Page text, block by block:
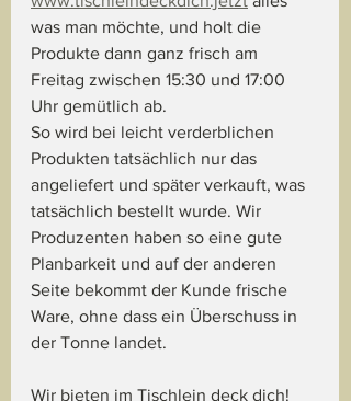
was man möchte, und holt die
Produkte dann ganz frisch am
Freitag zwischen 15:30 und 17:00
Uhr gemütlich ab.
So wird bei leicht verderblichen
Produkten tatsächlich nur das
angeliefert und später verkauft, was
tatsächlich bestellt wurde. Wir
Produzenten haben so eine gute
Planbarkeit und auf der anderen
Seite bekommt der Kunde frische
Ware, ohne dass ein Überschuss in
der Tonne landet.
Wir bieten im Tischlein deck dich!